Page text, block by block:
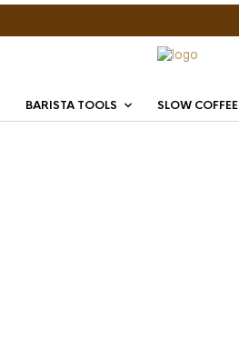
BARISTA TOOLS SLOW COFFEE